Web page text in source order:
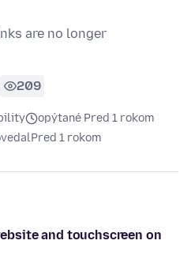
are no longer
209
opýtané Pred 1 rokom
Pred 1 rokom
and touchscreen on